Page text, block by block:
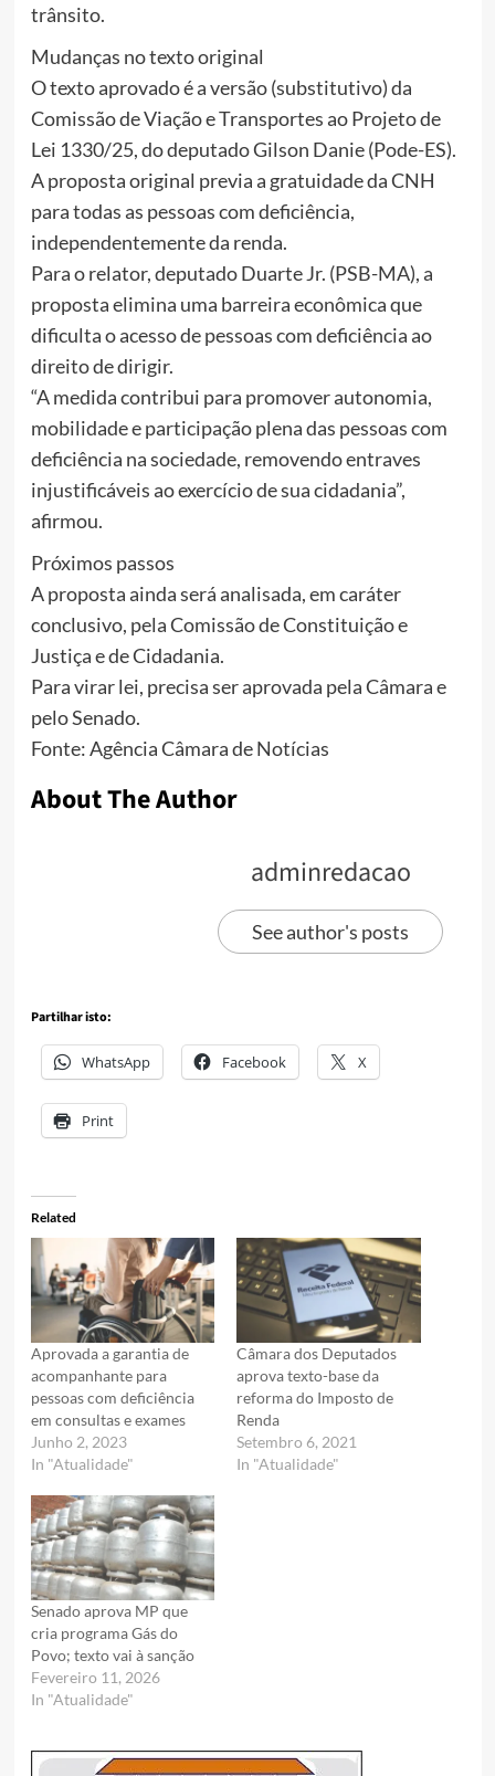
trânsito.
Mudanças no texto original
O texto aprovado é a versão (substitutivo) da
Comissão de Viação e Transportes ao Projeto de
Lei 1330/25, do deputado Gilson Danie (Pode-ES).
A proposta original previa a gratuidade da CNH
para todas as pessoas com deficiência,
independentemente da renda.
Para o relator, deputado Duarte Jr. (PSB-MA), a
proposta elimina uma barreira econômica que
dificulta o acesso de pessoas com deficiência ao
direito de dirigir.
“A medida contribui para promover autonomia,
mobilidade e participação plena das pessoas com
deficiência na sociedade, removendo entraves
injustificáveis ao exercício de sua cidadania”,
afirmou.
Próximos passos
A proposta ainda será analisada, em caráter
conclusivo, pela Comissão de Constituição e
Justiça e de Cidadania.
Para virar lei, precisa ser aprovada pela Câmara e
pelo Senado.
Fonte: Agência Câmara de Notícias
About The Author
adminredacao
See author's posts
Partilhar isto:
WhatsApp Facebook X
Print
Related
Aprovada a garantia de
acompanhante para
pessoas com deficiência
em consultas e exames
Junho 2, 2023
In "Atualidade"
Câmara dos Deputados
aprova texto-base da
reforma do Imposto de
Renda
Setembro 6, 2021
In "Atualidade"
Senado aprova MP que
cria programa Gás do
Povo; texto vai à sanção
Fevereiro 11, 2026
In "Atualidade"